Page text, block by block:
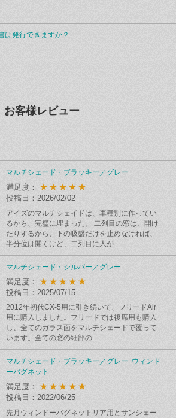
は発行できますか？
お客様レビュー
マルチシェード・ブラッキー／グレー
満足度： ★★★★★
投稿日：2026/02/02
アイズのマルチシェイドは、車種別に作ってい
るから、完璧に埋まった。 二列目の窓は、開け
たりするから、下の吸盤だけを止めなければ、
半分位は開くけど、二列目に人が...
マルチシェード・シルバー／グレー
満足度： ★★★★★
投稿日：2025/07/15
2012年初代CX-5用に引き続いて、フリードAir
用に購入しました。フリードでは後席用も購入
し、全てのガラス面をマルチシェードで覆って
います。全ての窓の細部の...
マルチシェード・ブラッキー／グレー ウィンド
ーバグネット
満足度： ★★★★★
投稿日：2022/06/25
先月ウィンドーバグネットリア用とサンシェー